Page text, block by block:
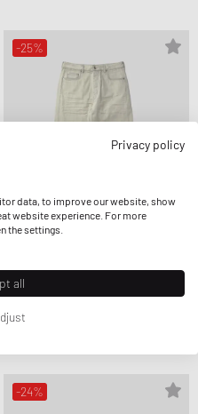
-25%
Rick Owens
-24%
Privacy policy
data, to improve our website, show
website experience. For more
the settings.
all